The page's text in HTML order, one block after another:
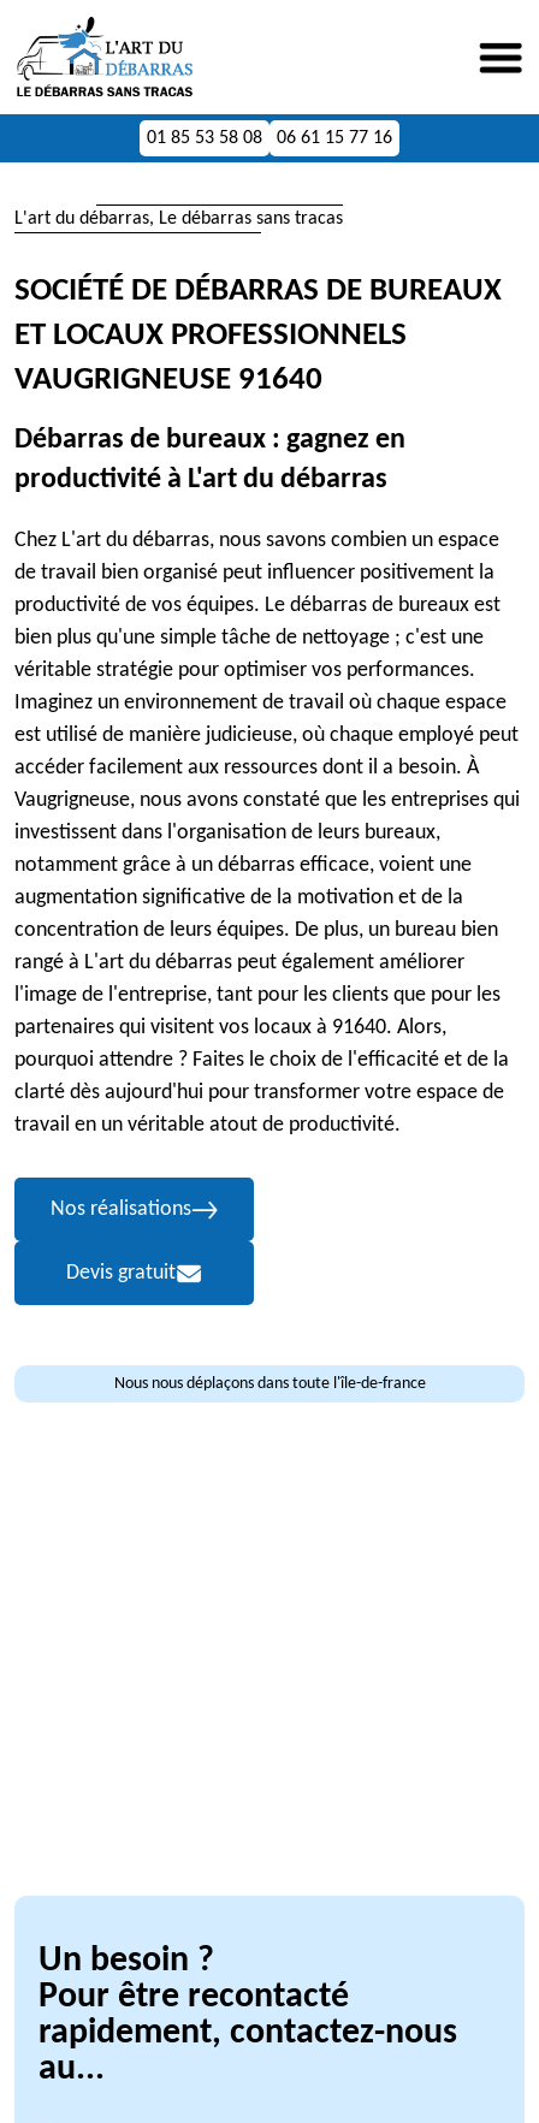
01 85 53 58 08 06 61 15 77 16
L'art du débarras, Le débarras sans tracas
SOCIÉTÉ DE DÉBARRAS DE BUREAUX
ET LOCAUX PROFESSIONNELS
VAUGRIGNEUSE 91640
Débarras de bureaux : gagnez en
productivité à L'art du débarras
Chez L'art du débarras, nous savons combien un espace
de travail bien organisé peut influencer positivement la
productivité de vos équipes. Le débarras de bureaux est
bien plus qu'une simple tâche de nettoyage ; c'est une
véritable stratégie pour optimiser vos performances.
Imaginez un environnement de travail où chaque espace
est utilisé de manière judicieuse, où chaque employé peut
accéder facilement aux ressources dont il a besoin. À
Vaugrigneuse, nous avons constaté que les entreprises qui
investissent dans l'organisation de leurs bureaux,
notamment grâce à un débarras efficace, voient une
augmentation significative de la motivation et de la
concentration de leurs équipes. De plus, un bureau bien
rangé à L'art du débarras peut également améliorer
l'image de l'entreprise, tant pour les clients que pour les
partenaires qui visitent vos locaux à 91640. Alors,
pourquoi attendre ? Faites le choix de l'efficacité et de la
clarté dès aujourd'hui pour transformer votre espace de
travail en un véritable atout de productivité.
Nos réalisations
Devis gratuit
Nous nous déplaçons dans toute l'île-de-france
Un besoin ?
Pour être recontacté
rapidement, contactez-nous
au...